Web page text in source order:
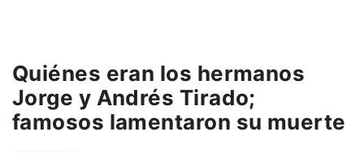
Quiénes eran los hermanos
Jorge y Andrés Tirado;
famosos lamentaron su muerte